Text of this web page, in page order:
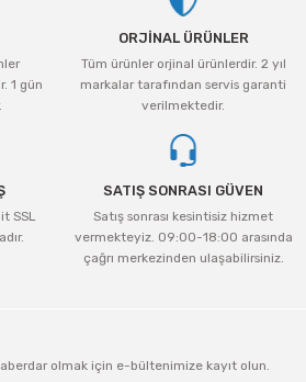
veya görüntülenemiyor.
bilgiler bulunuyor.
daha pahalı.
olmalı.
1 gün
ORJİNAL ÜRÜNLER
Tüm ürünler orjinal ürünlerdir. 2 yıl
markalar tarafından servis garanti
verilmektedir.
SSL
SATIŞ SONRASI GÜVEN
Satış sonrası kesintisiz hizmet
vermekteyiz. 09:00-18:00 arasında
çağrı merkezinden ulaşabilirsiniz.
olmak için e-bültenimize kayıt olun.